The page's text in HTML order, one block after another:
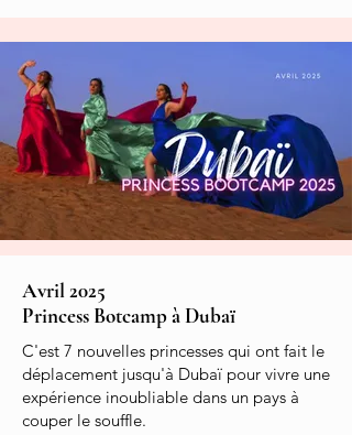
Avril 2025
Princess Botcamp à Dubaï
C'est 7 nouvelles princesses qui ont fait le
déplacement jusqu'à Dubaï pour vivre une
expérience inoubliable dans un pays à
couper le souffle.